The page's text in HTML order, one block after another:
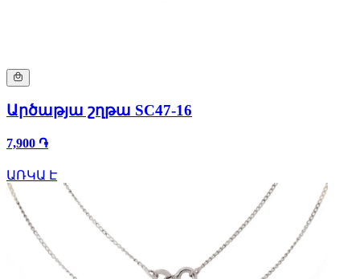
Արծաթյա շղթա SC47-16
7,900 ֏
ԱՌԿԱ Է